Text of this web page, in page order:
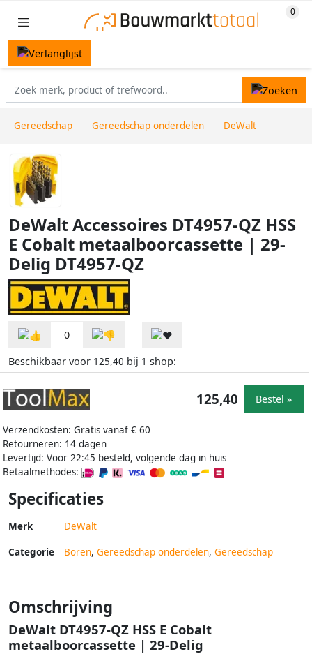
Gereedschap Gereedschap onderdelen DeWalt
DeWalt Accessoires DT4957-QZ HSS
E Cobalt metaalboorcassette | 29-
Delig DT4957-QZ
0
Beschikbaar voor 125,40 bij 1 shop:
Verzendkosten: Gratis vanaf € 60
Retourneren: 14 dagen
Levertijd: Voor 22:45 besteld, volgende dag in huis
Betaalmethodes:
125,40 Bestel »
Specificaties
Merk DeWalt
Categorie Boren, Gereedschap onderdelen, Gereedschap
Omschrijving
DeWalt DT4957-QZ HSS E Cobalt
metaalboorcassette | 29-Delig